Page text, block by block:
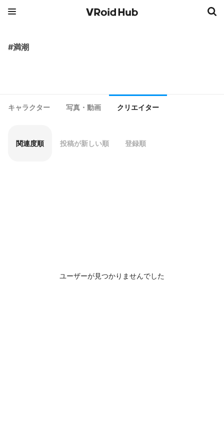
#満潮
キャラクター 写真・動画 クリエイター
関連度順 投稿が新しい順 登録順
ユーザーが見つかりませんでした